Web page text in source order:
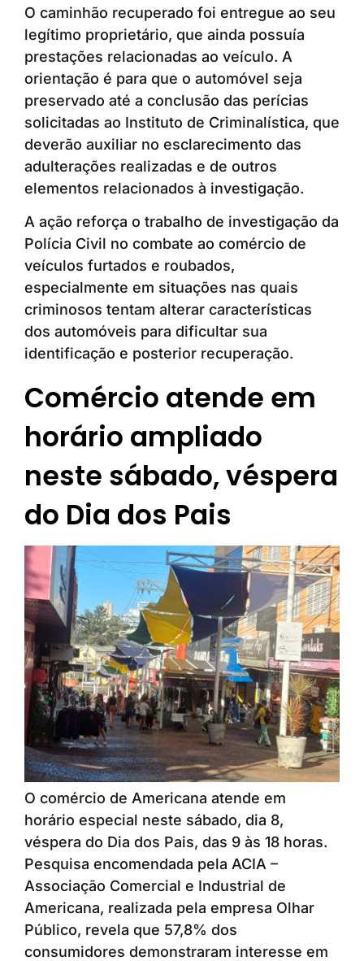
O caminhão recuperado foi entregue ao seu
legítimo proprietário, que ainda possuía
prestações relacionadas ao veículo. A
orientação é para que o automóvel seja
preservado até a conclusão das perícias
solicitadas ao Instituto de Criminalística, que
deverão auxiliar no esclarecimento das
adulterações realizadas e de outros
elementos relacionados à investigação.
A ação reforça o trabalho de investigação da
Polícia Civil no combate ao comércio de
veículos furtados e roubados,
especialmente em situações nas quais
criminosos tentam alterar características
dos automóveis para dificultar sua
identificação e posterior recuperação.
Comércio atende em
horário ampliado
neste sábado, véspera
do Dia dos Pais
O comércio de Americana atende em
horário especial neste sábado, dia 8,
véspera do Dia dos Pais, das 9 às 18 horas.
Pesquisa encomendada pela ACIA –
Associação Comercial e Industrial de
Americana, realizada pela empresa Olhar
Público, revela que 57,8% dos
consumidores demonstraram interesse em